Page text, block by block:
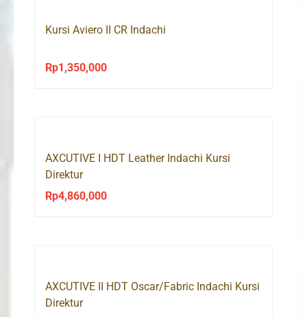
Kursi Aviero II CR Indachi
Rp1,350,000
AXCUTIVE I HDT Leather Indachi Kursi
Direktur
Rp4,860,000
AXCUTIVE II HDT Oscar/Fabric Indachi Kursi
Direktur